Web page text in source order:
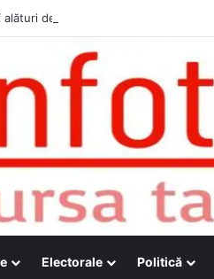
de cetățenii care vor lua parte
Electorale Politică